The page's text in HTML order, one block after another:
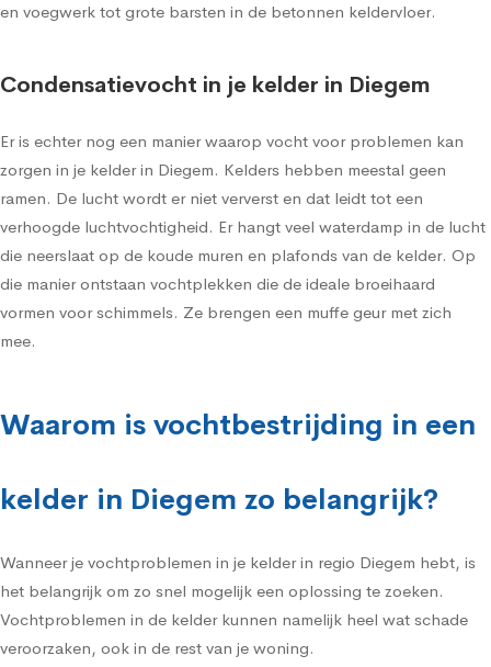
en voegwerk tot grote barsten in de betonnen keldervloer.
Condensatievocht in je kelder in Diegem
Er is echter nog een manier waarop vocht voor problemen kan
zorgen in je kelder in Diegem. Kelders hebben meestal geen
ramen. De lucht wordt er niet ververst en dat leidt tot een
verhoogde luchtvochtigheid. Er hangt veel waterdamp in de lucht
die neerslaat op de koude muren en plafonds van de kelder. Op
die manier ontstaan vochtplekken die de ideale broeihaard
vormen voor schimmels. Ze brengen een muffe geur met zich
mee.
Waarom is vochtbestrijding in een
kelder in Diegem zo belangrijk?
Wanneer je vochtproblemen in je kelder in regio Diegem hebt, is
het belangrijk om zo snel mogelijk een oplossing te zoeken.
Vochtproblemen in de kelder kunnen namelijk heel wat schade
veroorzaken, ook in de rest van je woning.